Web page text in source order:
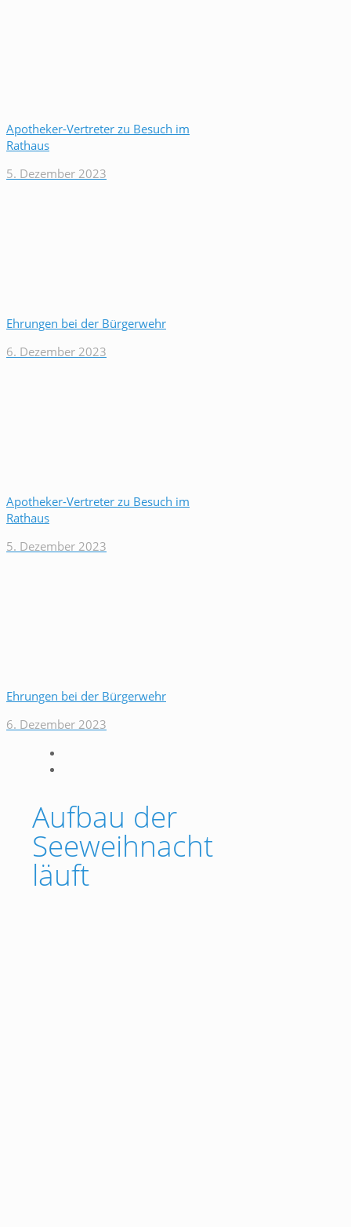
Apotheker-Vertreter zu Besuch im
Rathaus
5. Dezember 2023
Ehrungen bei der Bürgerwehr
6. Dezember 2023
Apotheker-Vertreter zu Besuch im
Rathaus
5. Dezember 2023
Ehrungen bei der Bürgerwehr
6. Dezember 2023
Aufbau der
Seeweihnacht
läuft